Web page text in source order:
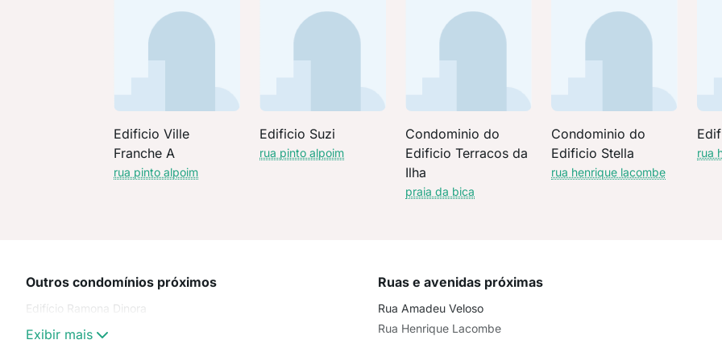
Edificio Ville
Franche A
rua pinto alpoim
Edificio Suzi
rua pinto alpoim
Condominio do
Edificio Terracos da
Ilha
praia da bica
Condominio do
Edificio Stella
rua henrique lacombe
rua
Outros condomínios próximos
Edifício Ramona Dinora
Exibir mais
Ruas e avenidas próximas
Rua Amadeu Veloso
Rua Henrique Lacombe